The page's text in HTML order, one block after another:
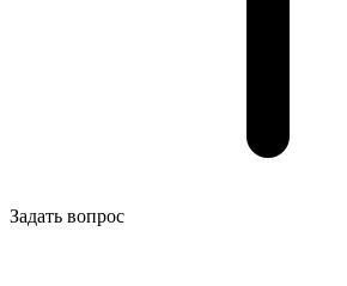
Задать вопрос